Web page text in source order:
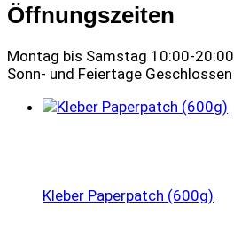
Öffnungszeiten
Montag bis Samstag 10:00-20:00
Sonn- und Feiertage Geschlossen
Kleber Paperpatch (600g)